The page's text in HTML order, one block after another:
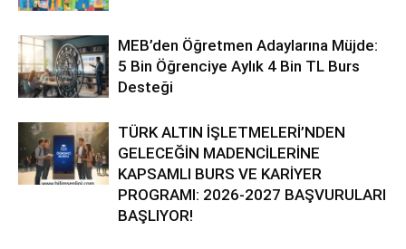
MEB’den Öğretmen Adaylarına Müjde:
5 Bin Öğrenciye Aylık 4 Bin TL Burs
Desteği
TÜRK ALTIN İŞLETMELERİ’NDEN
GELECEĞİN MADENCİLERİNE
KAPSAMLI BURS VE KARİYER
PROGRAMI: 2026-2027 BAŞVURULARI
BAŞLIYOR!